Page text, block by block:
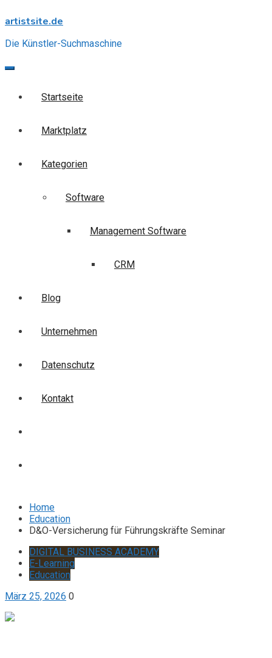
to
artistsite.de
Die Künstler-Suchmaschine
Startseite
Marktplatz
Kategorien
Software
Management Software
CRM
Blog
Unternehmen
Datenschutz
Kontakt
Home
Education
D&O-Versicherung für Führungskräfte Seminar
DIGITAL BUSINESS ACADEMY
E-Learning
Education
März 25, 2026 0